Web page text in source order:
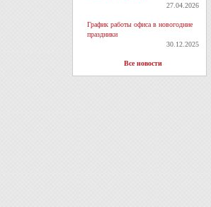
27.04.2026
График работы офиса в новогодние
праздники
30.12.2025
Все новости